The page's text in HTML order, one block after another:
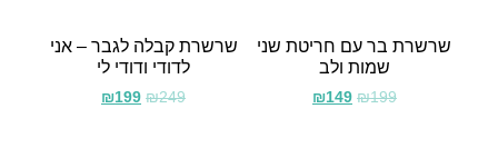
שרשרת בר עם חריטת שני
שמות ולב
₪199
₪149
שרשרת קבלה לגבר – אני
לדודי ודודי לי
₪249
₪199